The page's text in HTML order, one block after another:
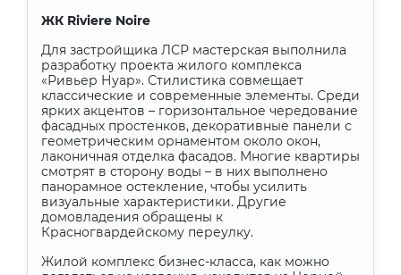
ЖК Riviere Noire
Для застройщика ЛСР мастерская выполнила
разработку проекта жилого комплекса
«Ривьер Нуар». Стилистика совмещает
классические и современные элементы. Среди
ярких акцентов – горизонтальное чередование
фасадных простенков, декоративные панели с
геометрическим орнаментом около окон,
лаконичная отделка фасадов. Многие квартиры
смотрят в сторону воды – в них выполнено
панорамное остекление, чтобы усилить
визуальные характеристики. Другие
домовладения обращены к
Красногвардейскому переулку.
Жилой комплекс бизнес-класса, как можно